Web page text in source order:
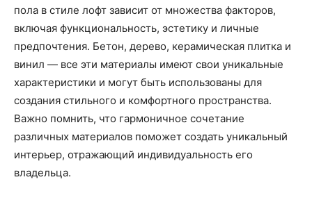
пола в стиле лофт зависит от множества факторов,
включая функциональность, эстетику и личные
предпочтения. Бетон, дерево, керамическая плитка и
винил — все эти материалы имеют свои уникальные
характеристики и могут быть использованы для
создания стильного и комфортного пространства.
Важно помнить, что гармоничное сочетание
различных материалов поможет создать уникальный
интерьер, отражающий индивидуальность его
владельца.